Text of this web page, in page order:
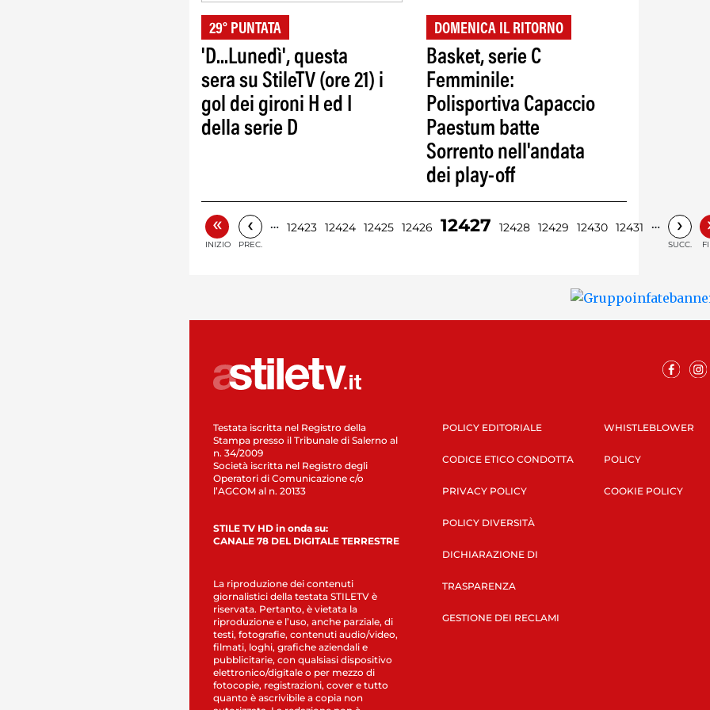
29° PUNTATA
'D...Lunedì', questa
sera su StileTV (ore 21) i
gol dei gironi H ed I
della serie D
DOMENICA IL RITORNO
Basket, serie C
Femminile:
Polisportiva Capaccio
Paestum batte
Sorrento nell'andata
dei play-off
«
INIZIO
‹
PREC.
… 12423 12424 12425 12426 12427 12428 12429 12430 12431 … ›
SUCC.
Testata iscritta nel Registro della
Stampa presso il Tribunale di Salerno al
n. 34/2009
Società iscritta nel Registro degli
Operatori di Comunicazione c/o
l’AGCOM al n. 20133
STILE TV HD in onda su:
CANALE 78 DEL DIGITALE TERRESTRE
La riproduzione dei contenuti
giornalistici della testata STILETV è
riservata. Pertanto, è vietata la
riproduzione e l’uso, anche parziale, di
testi, fotografie, contenuti audio/video,
filmati, loghi, grafiche aziendali e
pubblicitarie, con qualsiasi dispositivo
elettronico/digitale o per mezzo di
fotocopie, registrazioni, cover e tutto
quanto è ascrivibile a copia non
POLICY EDITORIALE
CODICE ETICO CONDOTTA
PRIVACY POLICY
POLICY DIVERSITÀ
DICHIARAZIONE DI
TRASPARENZA
GESTIONE DEI RECLAMI
WHISTLEBLOWER
POLICY
COOKIE POLICY